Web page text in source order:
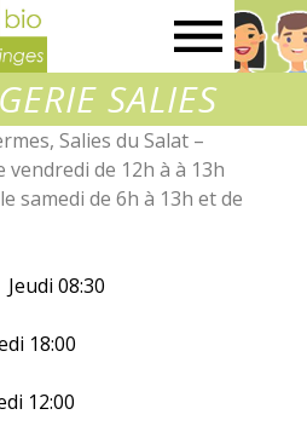
Jardins
du
Comminges
SALIES
Salies du Salat –
de 12h à à 13h
samedi de 6h à 13h et de
Jeudi 08:30
18:00
12:00